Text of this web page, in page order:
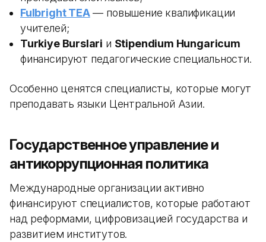
Fulbright TEA— повышение квалификации
учителей;
Turkiye Burslari и Stipendium Hungaricum
финансируют педагогические специальности.
Особенно ценятся специалисты, которые могут
преподавать языки Центральной Азии.
Государственное управление и
антикоррупционная политика
Международные организации активно
финансируют специалистов, которые работают
над реформами, цифровизацией государства и
развитием институтов.